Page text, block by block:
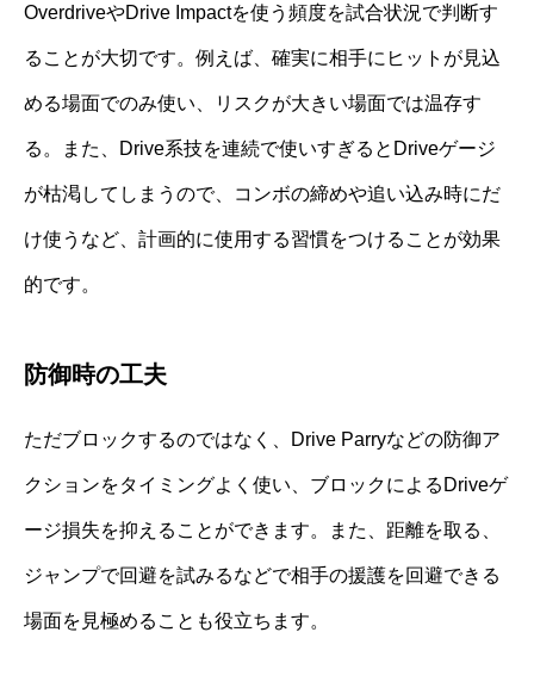
OverdriveやDrive Impactを使う頻度を試合状況で判断す
ることが大切です。例えば、確実に相手にヒットが見込
める場面でのみ使い、リスクが大きい場面では温存す
る。また、Drive系技を連続で使いすぎるとDriveゲージ
が枯渇してしまうので、コンボの締めや追い込み時にだ
け使うなど、計画的に使用する習慣をつけることが効果
的です。
防御時の工夫
ただブロックするのではなく、Drive Parryなどの防御ア
クションをタイミングよく使い、ブロックによるDriveゲ
ージ損失を抑えることができます。また、距離を取る、
ジャンプで回避を試みるなどで相手の援護を回避できる
場面を見極めることも役立ちます。